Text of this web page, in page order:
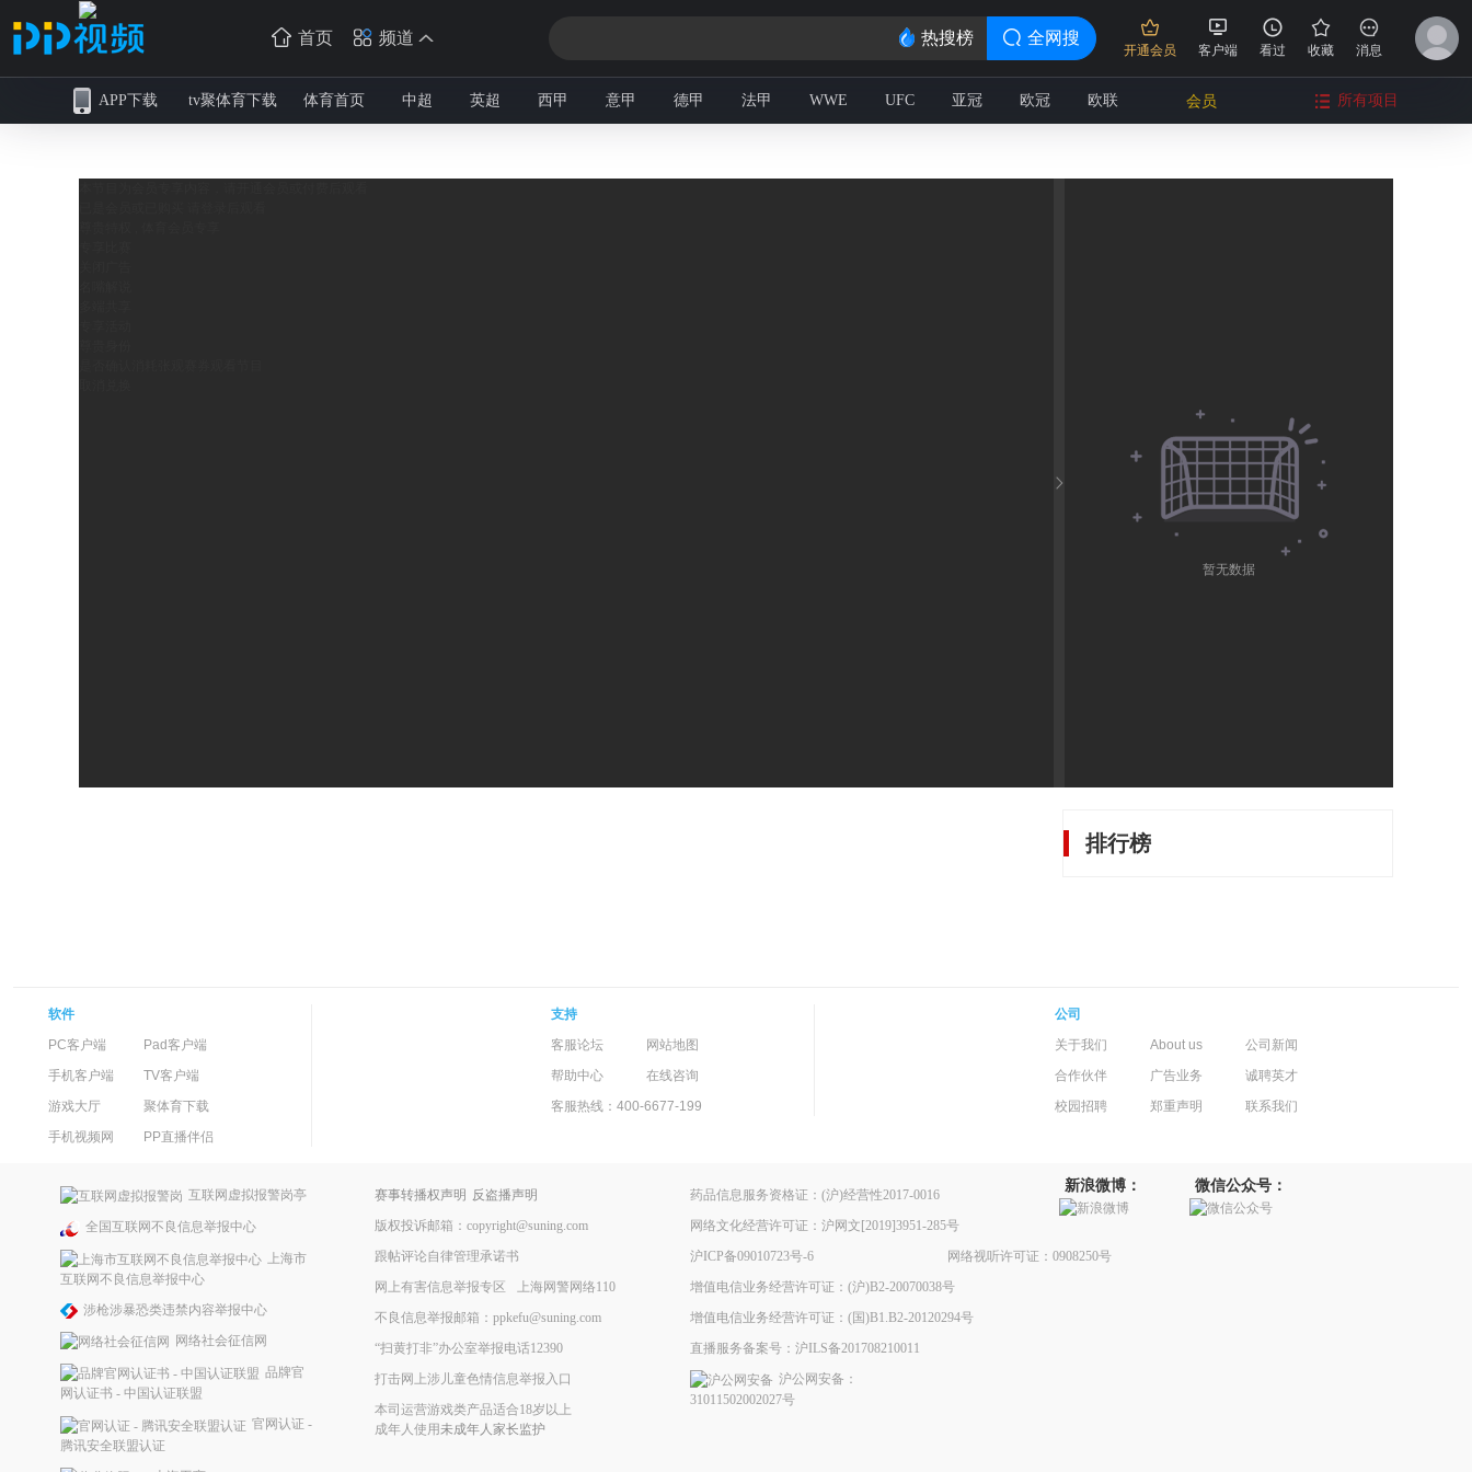
首页 频道 全网搜
热搜榜
开通会员 客户端 看过 收藏 消息
tv聚体育下载
APP下载 体育首页 中超 英超 西甲 意甲 德甲 法甲 WWE UFC 亚冠 欧冠 欧联 会员 所有项目
暂无数据
排行榜
软件
PC客户端
Pad客户端
手机客户端
TV客户端
游戏大厅
聚体育下载
手机视频网
PP直播伴侣
支持
客服论坛
网站地图
帮助中心
在线咨询
客服热线：400-6677-199
公司
关于我们
About us
公司新闻
合作伙伴
广告业务
诚聘英才
校园招聘
郑重声明 联系我们
互联网虚拟报警岗亭
全国互联网不良信息举报中心
上海市
互联网不良信息举报中心
涉枪涉暴恐类违禁内容举报中心
网络社会征信网
品牌官
网认证书 - 中国认证联盟
官网认证 -
腾讯安全联盟认证
赛事转播权声明 反盗播声明
版权投诉邮箱：copyright@suning.com
跟帖评论自律管理承诺书
网上有害信息举报专区
上海网警网络110
不良信息举报邮箱：ppkefu@suning.com
“扫黄打非”办公室举报电话12390
打击网上涉儿童色情信息举报入口
本司运营游戏类产品适合18岁以上
成年人使用未成年人家长监护
药品信息服务资格证：(沪)经营性2017-0016
网络文化经营许可证：沪网文[2019]3951-285号
沪ICP备09010723号-6
网络视听许可证：0908250号
增值电信业务经营许可证：(沪)B2-20070038号
增值电信业务经营许可证：(国)B1.B2-20120294号
直播服务备案号：沪ILS备201708210011
沪公网安备：
31011502002027号
新浪微博： 微信公众号：